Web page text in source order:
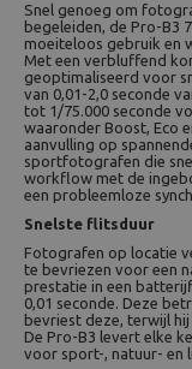
Snel genoeg om
begeleiden, de Pro-B3
moeiteloos gebruik en
Met een verbluffend
geoptimaliseerd voor
van 0,01-2,0 seconde
tot 1/75.000 seconde
waaronder Boost, Eco
aanvulling op
sportfotografen die
workflow met de
een probleemloze
Snelste flitsduur
Fotografen op locatie
te bevriezen voor een
prestatie in een
0,01 seconde. Deze
bevriest deze, terwijl
De Pro-B3 levert elke
voor sport-, natuur- en